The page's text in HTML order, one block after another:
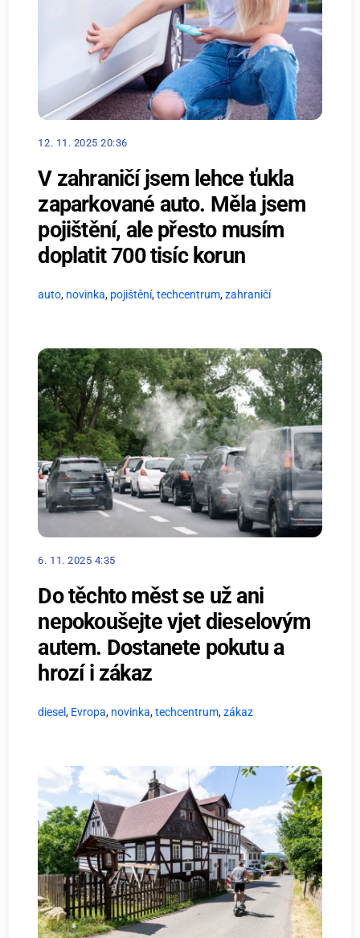
12. 11. 2025 20:36
V zahraničí jsem lehce ťukla
zaparkované auto. Měla jsem
pojištění, ale přesto musím
doplatit 700 tisíc korun
auto, novinka, pojištění,techcentrum,zahraničí
6. 11. 2025 4:35
Do těchto měst se už ani
nepokoušejte vjet dieselovým
autem. Dostanete pokutu a
hrozí i zákaz
diesel, Evropa, novinka,techcentrum,zákaz